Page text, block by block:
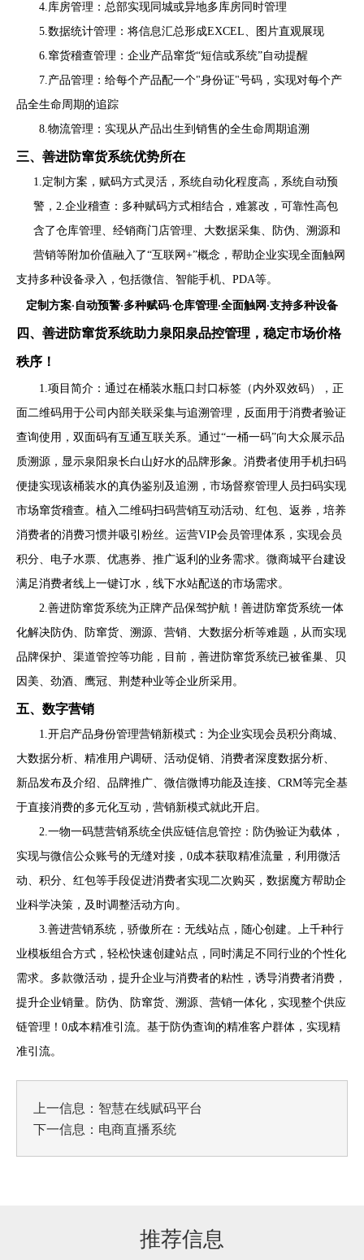
4.库房管理：总部实现同城或异地多库房同时管理
5.数据统计管理：将信息汇总形成EXCEL、图片直观展现
6.窜货稽查管理：企业产品窜货“短信或系统”自动提醒
7.产品管理：给每个产品配一个"身份证"号码，实现对每个产
品全生命周期的追踪
8.物流管理：实现从产品出生到销售的全生命周期追溯
三、善进防窜货系统优势所在
1.定制方案，赋码方式灵活，系统自动化程度高，系统自动预
警，2.企业稽查：多种赋码方式相结合，难篡改，可靠性高包
含了仓库管理、经销商门店管理、大数据采集、防伪、溯源和
营销等附加价值融入了“互联网+”概念，帮助企业实现全面触网
支持多种设备录入，包括微信、智能手机、PDA等。
定制方案·自动预警·多种赋码·仓库管理·全面触网·支持多种设备
四、善进防窜货系统助力泉阳泉品控管理，稳定市场价格
秩序！
1.项目简介：通过在桶装水瓶口封口标签（内外双效码），正
面二维码用于公司内部关联采集与追溯管理，反面用于消费者验证
查询使用，双面码有互通互联关系。通过“一桶一码”向大众展示品
质溯源，显示泉阳泉长白山好水的品牌形象。消费者使用手机扫码
便捷实现该桶装水的真伪鉴别及追溯，市场督察管理人员扫码实现
市场窜货稽查。植入二维码扫码营销互动活动、红包、返券，培养
消费者的消费习惯并吸引粉丝。运营VIP会员管理体系，实现会员
积分、电子水票、优惠券、推广返利的业务需求。微商城平台建设
满足消费者线上一键订水，线下水站配送的市场需求。
2.善进防窜货系统为正牌产品保驾护航！善进防窜货系统一体
化解决防伪、防窜货、溯源、营销、大数据分析等难题，从而实现
品牌保护、渠道管控等功能，目前，善进防窜货系统已被雀巢、贝
因美、劲酒、鹰冠、荆楚种业等企业所采用。
五、数字营销
1.开启产品身份管理营销新模式：为企业实现会员积分商城、
大数据分析、精准用户调研、活动促销、消费者深度数据分析、
新品发布及介绍、品牌推广、微信微博功能及连接、CRM等完全基
于直接消费的多元化互动，营销新模式就此开启。
2.一物一码慧营销系统全供应链信息管控：防伪验证为载体，
实现与微信公众账号的无缝对接，0成本获取精准流量，利用微活
动、积分、红包等手段促进消费者实现二次购买，数据魔方帮助企
业科学决策，及时调整活动方向。
3.善进营销系统，骄傲所在：无线站点，随心创建。上千种行
业模板组合方式，轻松快速创建站点，同时满足不同行业的个性化
需求。多款微活动，提升企业与消费者的粘性，诱导消费者消费，
提升企业销量。防伪、防窜货、溯源、营销一体化，实现整个供应
链管理！0成本精准引流。基于防伪查询的精准客户群体，实现精
准引流。
上一信息： 智慧在线赋码平台
下一信息： 电商直播系统
推荐信息